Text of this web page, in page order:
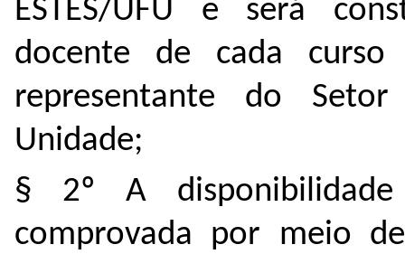
ESTES/UFU e será
docente de cada curso
representante do
Unidade;
§ 2º A
comprovada por meio